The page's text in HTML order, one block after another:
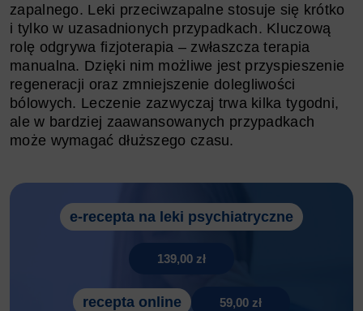
zapalnego. Leki przeciwzapalne stosuje się krótko
i tylko w uzasadnionych przypadkach. Kluczową
rolę odgrywa fizjoterapia – zwłaszcza terapia
manualna. Dzięki nim możliwe jest przyspieszenie
regeneracji oraz zmniejszenie dolegliwości
bólowych. Leczenie zazwyczaj trwa kilka tygodni,
ale w bardziej zaawansowanych przypadkach
może wymagać dłuższego czasu.
e-recepta na leki psychiatryczne
139,00 zł
recepta online 59,00 zł